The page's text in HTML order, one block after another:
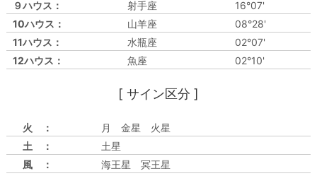
９ハウス：
射手座
16°07'
10ハウス：
山羊座
08°28'
11ハウス：
水瓶座
02°07'
12ハウス：
魚座 02°10'
[ サイン区分 ]
火 ：
月 金星 火星
土 ：
土星
風 ：
海王星 冥王星